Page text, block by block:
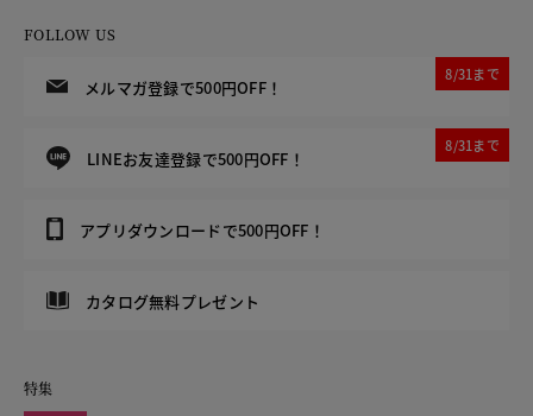
FOLLOW US
メルマガ登録で500円OFF！
8/31まで
LINEお友達登録で500円OFF！
8/31まで
アプリダウンロードで500円OFF！
カタログ無料プレゼント
特集